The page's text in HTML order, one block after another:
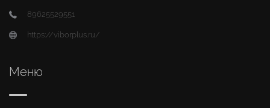
89625529551
https://viborplus.ru/
Меню